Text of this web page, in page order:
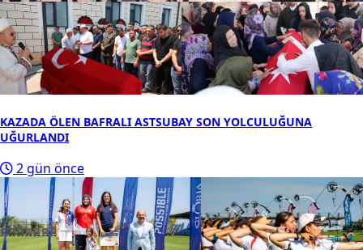
KAZADA ÖLEN BAFRALI ASTSUBAY SON YOLCULUĞUNA
UĞURLANDI
2 gün önce